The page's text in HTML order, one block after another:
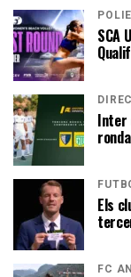
SCA
Inter
Els
FC